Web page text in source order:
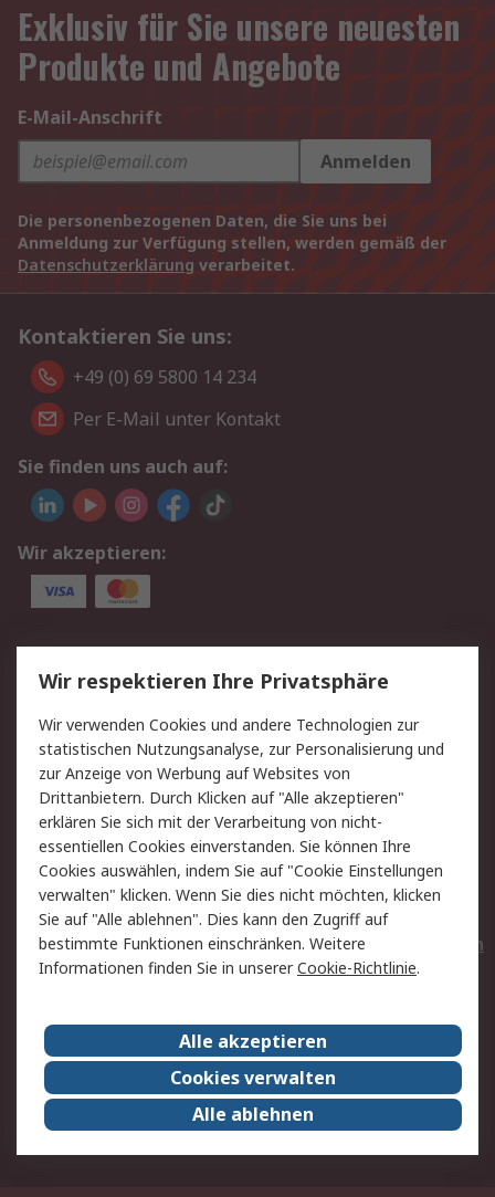
Exklusiv für Sie unsere neuesten
Produkte und Angebote
E-Mail-Anschrift
Anmelden
Die personenbezogenen Daten, die Sie uns bei
Anmeldung zur Verfügung stellen, werden gemäß der
Datenschutzerklärung verarbeitet.
Kontaktieren Sie uns:
+49 (0) 69 5800 14 234
Per E-Mail unter Kontakt
Sie finden uns auch auf:
Wir akzeptieren:
Service
Value Added Services
Lieferlösungen
Rücksendungen
Kontakt
Hilfe
Privatkunden
Rechtliches
AGB
Datenschutz
Cookie-Richtlinie
Zahlungsbedingungen
Copyright/Impressum
Entsorgung
Elektrogeräte/Batterien
RS weltweit
Karriere bei RS
Nachhaltigkeit
Qualität/Umwelt/ZertifikatePresse-Center
Event-Center
Wir respektieren Ihre Privatsphäre
Wir verwenden Cookies und andere Technologien zur
statistischen Nutzungsanalyse, zur Personalisierung und
zur Anzeige von Werbung auf Websites von
Drittanbietern. Durch Klicken auf "Alle akzeptieren"
erklären Sie sich mit der Verarbeitung von nicht-
essentiellen Cookies einverstanden. Sie können Ihre
Cookies auswählen, indem Sie auf "Cookie Einstellungen
verwalten" klicken. Wenn Sie dies nicht möchten, klicken
Sie auf "Alle ablehnen". Dies kann den Zugriff auf
bestimmte Funktionen einschränken. Weitere
Informationen finden Sie in unsererCookie-Richtlinie.
Alle akzeptieren
Cookies verwalten
Alle ablehnen